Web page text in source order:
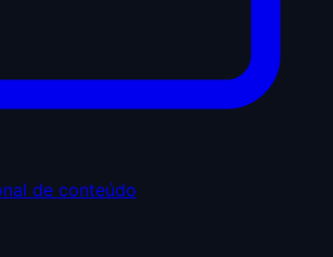
de conteúdo